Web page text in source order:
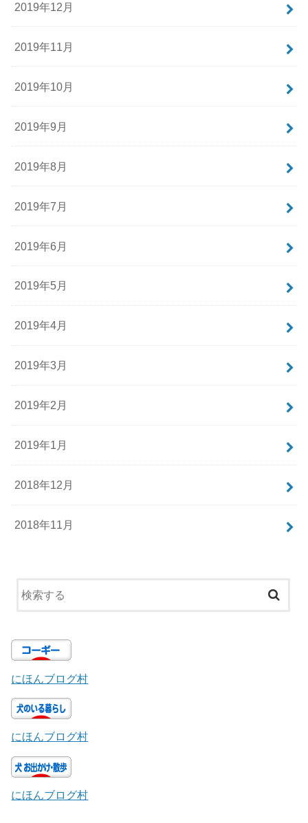
2019年12月
2019年11月
2019年10月
2019年9月
2019年8月
2019年7月
2019年6月
2019年5月
2019年4月
2019年3月
2019年2月
2019年1月
2018年12月
2018年11月
にほんブログ村
にほんブログ村
にほんブログ村